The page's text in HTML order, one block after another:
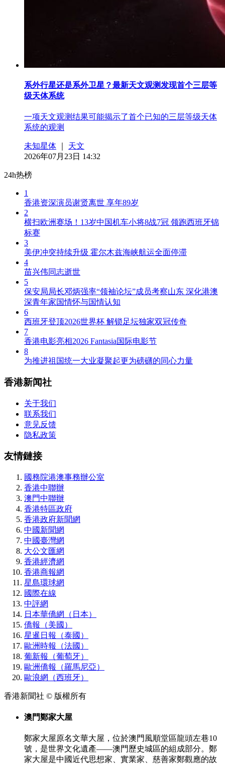
系外行星还是系外卫星？最新天文观测发现首个三层等
级天体系统
一项天文观测结果可能揭示了首个已知的三层等级天体
系统的观测
未知星体
天文
2026年07月23日 14:32
24h热榜
1
香港资深演员谢贤离世 享年89岁
2
横扫欧洲赛场！13岁中国机车小将8战7冠 领跑西班牙锦
标赛
3
美伊冲突持续升级 霍尔木兹海峡航运全面停滞
4
苗兴伟同志逝世
5
保安局局长邓炳强率“领袖论坛”成员考察山东 深化港澳
深青年家国情怀与国情认知
6
西班牙登顶2026世界杯 解锁足坛独家双冠传奇
7
香港电影亮相2026 Fantasia国际电影节
8
为推进祖国统一大业凝聚起更为磅礴的同心力量
香港新闻社
关于我们
联系我们
意见反馈
隐私政策
友情鏈接
國務院港澳事務辦公室
香港中聯辦
澳門中聯辦
香港特區政府
香港政府新聞網
中國新聞網
中國臺灣網
大公文匯網
香港經濟網
香港商報網
星島環球網
國際在線
中評網
日本華僑網（日本）
僑報（美國）
星暹日報（泰國）
歐洲時報（法國）
葡新報（葡萄牙）
歐洲僑報（羅馬尼亞）
歐浪網（西班牙）
香港新聞社 © 版權所有
澳門鄭家大屋
鄭家大屋原名文華大屋，位於澳門風順堂區龍頭左巷10
號，是世界文化遺產——澳門歷史城區的組成部分。鄭
家大屋是中國近代思想家、實業家、慈善家鄭觀應的故